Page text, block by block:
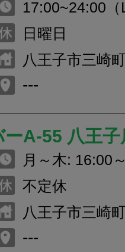
17:00~24:00
リンク
日曜日
八王子市三崎
---
A-55 八王子
月～木: 16:00
理L.O. 翌0:30
～翌5:00 （料
ドリンクL.O.
不定休
八王子市三崎
---